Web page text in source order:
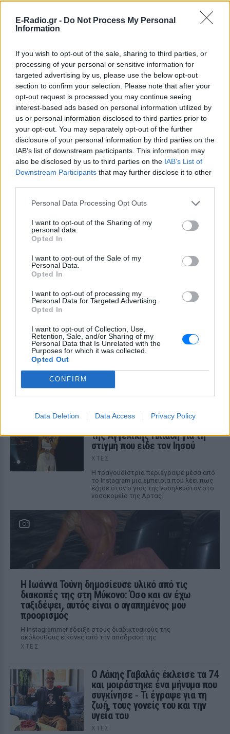
E-Radio.gr - Do Not Process My Personal
Information
If you wish to opt-out of the sale, sharing to third parties, or
processing of your personal or sensitive information for
targeted advertising by us, please use the below opt-out
section to confirm your selection. Please note that after your
opt-out request is processed you may continue seeing
interest-based ads based on personal information utilized by
us or personal information disclosed to third parties prior to
your opt-out. You may separately opt-out of the further
disclosure of your personal information by third parties on the
IAB’s list of downstream participants. This information may
also be disclosed by us to third parties on the IAB’s List of
Downstream Participants that may further disclose it to other
Personal Data Processing Opt Outs
I want to opt-out of the Sharing of my
personal data.
Opted In
I want to opt-out of the Sale of my
Personal Data.
Opted In
I want to opt-out of processing my
Personal Data for Targeted Advertising.
Opted In
I want to opt-out of Collection, Use,
Retention, Sale, and/or Sharing of my
Personal Data that Is Unrelated with the
Purposes for which it was collected.
Opted Out
CONFIRM
Data Deletion Data Access Privacy Policy
ΔΕΙΤΕ ΕΠΙΣΗΣ
ΣΤΗΝ ΙΔΙΑ ΚΑΤΗΓΟΡΙΑ
Πού εξαφανίστηκε η Dido; Η
τραγουδίστρια που πούλησε 40
άλλαξε ζωή
«White Flag» και τη θρυλική συνεργασία
της με τον Eminem στο «Stan», η Dido
έγινε μία από τις μεγαλύτερες ποπ σταρ
Η πιο δύσκολη στιγμή στη ζωή
του Barack Obama δεν συνέβη
στον Λευκό Οίκο
Obama φοβήθηκαν για τη ζωή της κόρης
τους
«Δεν θα το ξεχάσω όσο ζω»: Η
της Αγγελικής Ηλιάδη για τη
στιγμή που είδε τον Ιησού
ΧΤΕΣ
Η τραγουδίστρια περιέγραψε μέσα από
το Instagram μια εμπειρία που λέει πως
έζησε όταν ο γιος της νοσηλευόταν στο
νοσοκομείο της Αρτας.
Η Ιωάννα Τούνη δημοσίευσε υλικό από τις
διακοπές της στη Μύκονο: Όσο και αν έχω
ταξιδέψει, αυτός είναι ο αγαπημένος μου
προορισμός
Η Instagrammer έδειξε στους διαδικτυακούς της
ακόλουθους εικόνες από την απόδρασή της
ΧΤΕΣ
Ο Λάκης Γαβαλάς έκλεισε τα 74
και μοιράστηκε ένα μήνυμα που
συγκίνησε ‑ Τι έγραψε για τη
ζωή, τους γονείς του και την
υγεία του
ΧΤΕΣ